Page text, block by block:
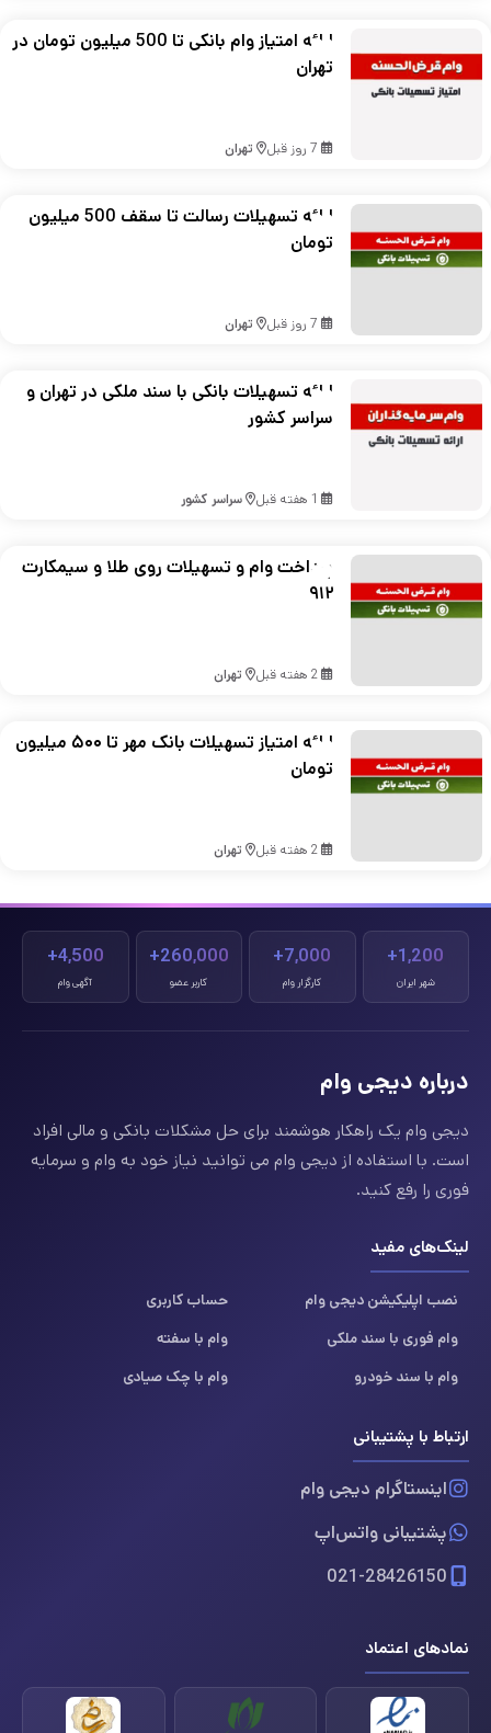
ارائه امتیاز وام بانکی تا 500 میلیون تومان در
تهران
7 روز قبل تهران
ارائه تسهیلات رسالت تا سقف 500 میلیون
تومان
7 روز قبل تهران
ارائه تسهیلات بانکی با سند ملکی در تهران و
سراسر کشور
1 هفته قبل سراسر کشور
پرداخت وام و تسهیلات روی طلا و سیمکارت
۹۱۲
2 هفته قبل تهران
ارائه امتیاز تسهیلات بانک مهر تا ۵۰۰ میلیون
تومان
2 هفته قبل تهران
1,200+
شهر ایران
7,000+
کارگزار وام
260,000+
کاربر عضو
4,500+
آگهی وام
درباره دیجی وام
دیجی وام یک راهکار هوشمند برای حل مشکلات بانکی و مالی افراد
است. با استفاده از دیجی وام می توانید نیاز خود به وام و سرمایه
فوری را رفع کنید.
لینک‌های مفید
نصب اپلیکیشن دیجی وام
حساب کاربری
وام فوری با سند ملکی
وام با سفته
وام با سند خودرو
وام با چک صیادی
ارتباط با پشتیبانی
اینستاگرام دیجی وام
پشتیبانی واتس‌اپ
021-28426150
نمادهای اعتماد